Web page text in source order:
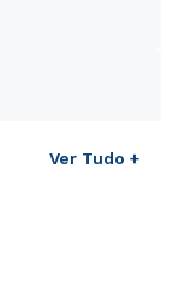
Ver Tudo +